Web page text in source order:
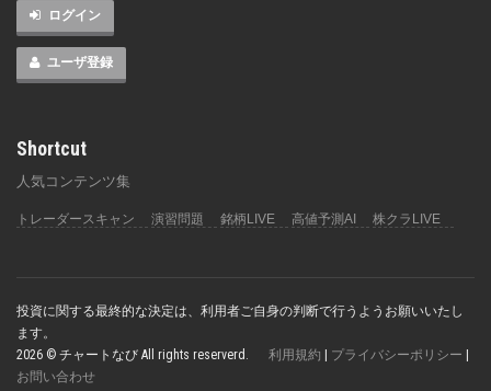
ログイン
ユーザ登録
Shortcut
人気コンテンツ集
トレーダースキャン 演習問題 銘柄LIVE 高値予測AI 株クラLIVE
投資に関する最終的な決定は、利用者ご自身の判断で行うようお願いいたし
ます。
2026 © チャートなび All rights reserverd. 利用規約 プライバシーポリシー
お問い合わせ